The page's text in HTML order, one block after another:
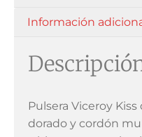
Información
Pulsera Viceroy
dorado y cordón